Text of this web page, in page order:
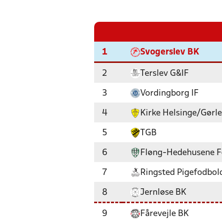
1 Svogerslev BK
2 Terslev G&IF
3 Vordingborg IF
4 Kirke Helsinge/
5 TGB
6 Fløng-Hedehusene
7 Ringsted
8 Jernløse BK
9 Fårevejle BK